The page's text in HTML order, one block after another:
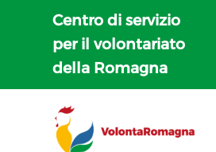
Centro di servizio
per il volontariato
della Romagna